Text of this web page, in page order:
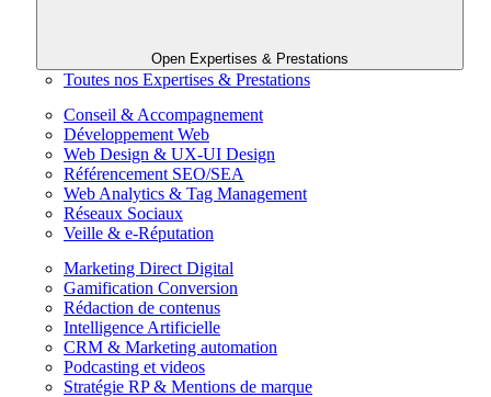
Open Expertises & Prestations
Toutes nos Expertises & Prestations
Conseil & Accompagnement
Développement Web
Web Design & UX-UI Design
Référencement SEO/SEA
Web Analytics & Tag Management
Réseaux Sociaux
Veille & e-Réputation
Marketing Direct Digital
Gamification Conversion
Rédaction de contenus
Intelligence Artificielle
CRM & Marketing automation
Podcasting et videos
Stratégie RP & Mentions de marque